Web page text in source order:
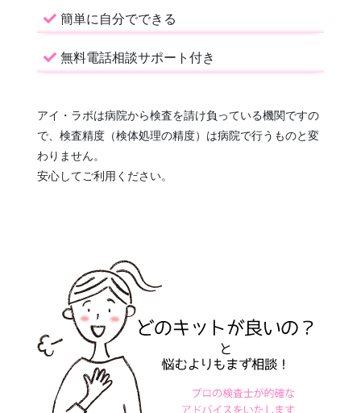
簡単に自分でできる
無料電話相談サポート付き
アイ・ラボは病院から検査を請け負っている機関ですの
で、検査精度（検体処理の精度）は病院で行うものと変
わりません。
安心してご利用ください。